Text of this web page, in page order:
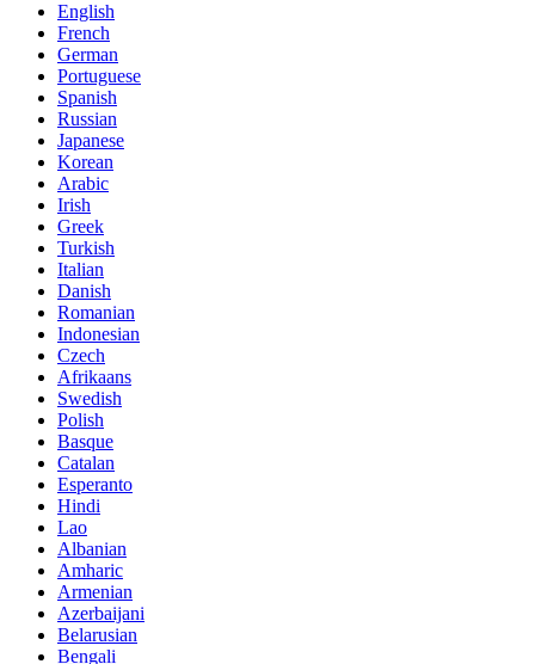
English
French
German
Portuguese
Spanish
Russian
Japanese
Korean
Arabic
Irish
Greek
Turkish
Italian
Danish
Romanian
Indonesian
Czech
Afrikaans
Swedish
Polish
Basque
Catalan
Esperanto
Hindi
Lao
Albanian
Amharic
Armenian
Azerbaijani
Belarusian
Bengali